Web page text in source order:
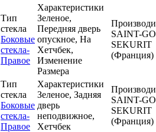
Тип
стекла
Боковые
стекла-
Правое
Характеристики
Зеленое,
Передняя дверь
опускное, На
Хетчбек,
Изменение
Размера
SAINT-
SEKURIT
(Франция)
Тип
стекла
Боковые
стекла-
Правое
Характеристики
Зеленое, Задняя
дверь
неподвижное,
Хетчбек
SAINT-
SEKURIT
(Франция)